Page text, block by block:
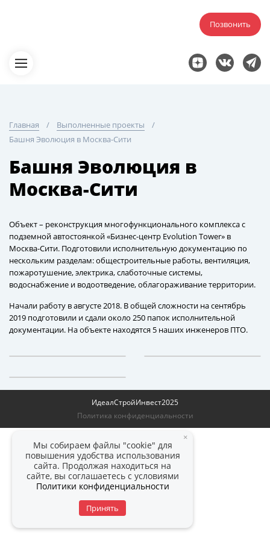
Позвонить
Главная
Выполненные проекты
Башня Эволюция в Москва-Сити
Башня Эволюция в
Москва-Сити
Объект – реконструкция многофункционального комплекса с
подземной автостоянкой «Бизнес-центр Evolution Tower» в
Москва-Сити. Подготовили исполнительную документацию по
нескольким разделам: общестроительные работы, вентиляция,
пожаротушение, электрика, слаботочные системы,
водоснабжение и водоотведение, облагораживание территории.
Начали работу в августе 2018. В общей сложности на сентябрь
2019 подготовили и сдали около 250 папок исполнительной
документации. На объекте находятся 5 наших инженеров ПТО.
ИдеалСтройИнвест2025
Политика конфиденциальности
×
Мы собираем файлы "cookie" для
повышения удобства использования
сайта. Продолжая находиться на
сайте, вы соглашаетесь с условиями
Политики конфиденциальности
Принять